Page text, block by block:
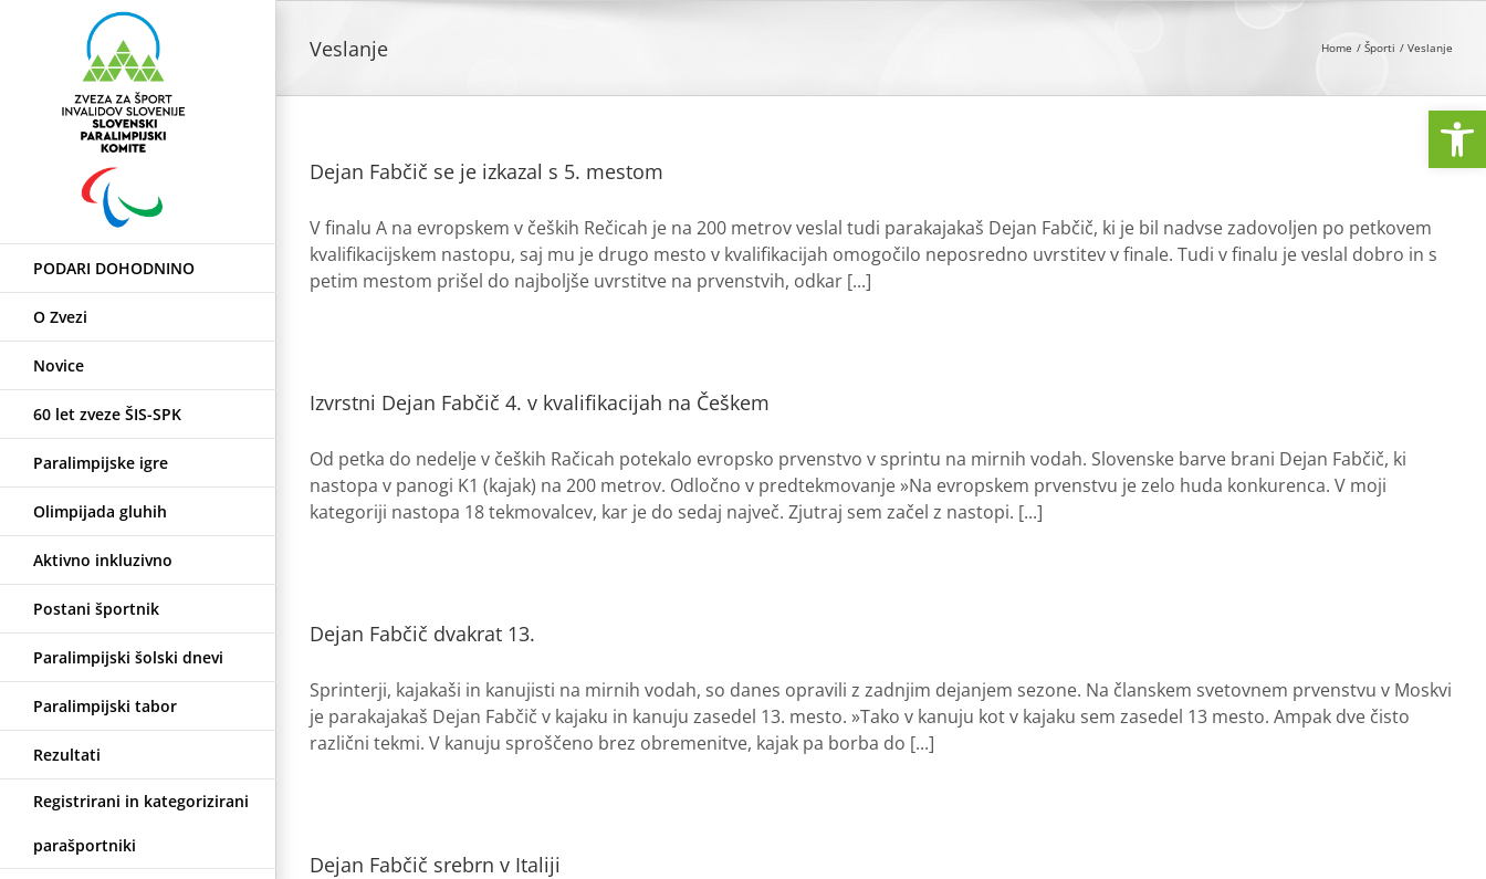
PODARI DOHODNINO
O Zvezi
Novice
60 let zveze ŠIS-SPK
Paralimpijske igre
Olimpijada gluhih
Aktivno inkluzivno
Postani športnik
Paralimpijski šolski dnevi
Paralimpijski tabor
Rezultati
Registrirani in kategorizirani
parašportniki
Veslanje Home Športi Veslanje
Dejan Fabčič se je izkazal s 5. mestom
V finalu A na evropskem v čeških Rečicah je na 200 metrov veslal tudi parakajakaš Dejan Fabčič, ki je bil nadvse zadovoljen po petkovem
kvalifikacijskem nastopu, saj mu je drugo mesto v kvalifikacijah omogočilo neposredno uvrstitev v finale. Tudi v finalu je veslal dobro in s
petim mestom prišel do najboljše uvrstitve na prvenstvih, odkar [...]
Izvrstni Dejan Fabčič 4. v kvalifikacijah na Češkem
Od petka do nedelje v čeških Račicah potekalo evropsko prvenstvo v sprintu na mirnih vodah. Slovenske barve brani Dejan Fabčič, ki
nastopa v panogi K1 (kajak) na 200 metrov. Odločno v predtekmovanje »Na evropskem prvenstvu je zelo huda konkurenca. V moji
kategoriji nastopa 18 tekmovalcev, kar je do sedaj največ. Zjutraj sem začel z nastopi. [...]
Dejan Fabčič dvakrat 13.
Sprinterji, kajakaši in kanujisti na mirnih vodah, so danes opravili z zadnjim dejanjem sezone. Na članskem svetovnem prvenstvu v Moskvi
je parakajakaš Dejan Fabčič v kajaku in kanuju zasedel 13. mesto. »Tako v kanuju kot v kajaku sem zasedel 13 mesto. Ampak dve čisto
različni tekmi. V kanuju sproščeno brez obremenitve, kajak pa borba do [...]
Dejan Fabčič srebrn v Italiji